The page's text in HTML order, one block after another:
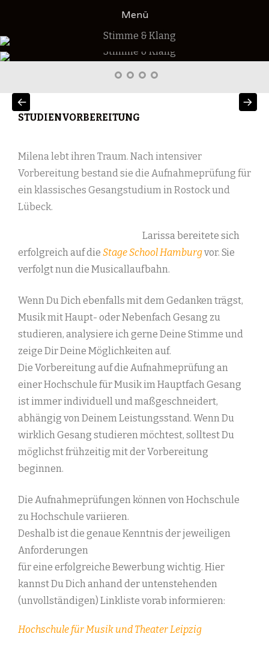
springen
Menü
STIMME & KLANG
Stimme
VitaUnterricht
Kontakt
STUDIENVORBEREITUNG
Milena lebt ihren Traum. Nach intensiver
Vorbereitung bestand sie die Aufnahmeprüfung für
ein klassisches Gesangstudium in Rostock und
Lübeck.
Larissa bereitete sich
erfolgreich auf die Stage School Hamburgvor. Sie
verfolgt nun die Musicallaufbahn.
Wenn Du Dich ebenfalls mit dem Gedanken trägst,
Musik mit Haupt- oder Nebenfach Gesang zu
studieren, analysiere ich gerne Deine Stimme und
zeige Dir Deine Möglichkeiten auf.
Die Vorbereitung auf die Aufnahmeprüfung an
einer Hochschule für Musik im Hauptfach Gesang
ist immer individuell und maßgeschneidert,
abhängig von Deinem Leistungsstand. Wenn Du
wirklich Gesang studieren möchtest, solltest Du
möglichst frühzeitig mit der Vorbereitung
beginnen.
Die Aufnahmeprüfungen können von Hochschule
zu Hochschule variieren.
Deshalb ist die genaue Kenntnis der jeweiligen
Anforderungen
für eine erfolgreiche Bewerbung wichtig. Hier
kannst Du Dich anhand der untenstehenden
(unvollständigen) Linkliste vorab informieren:
Hochschule für Musik und Theater Leipzig